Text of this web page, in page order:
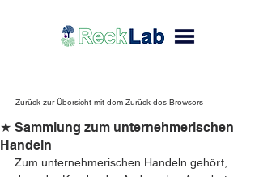
Zurück zur Übersicht mit dem Zurück des Browsers
★ Sammlung zum unternehmerischen
Handeln
Zum unternehmerischen Handeln gehört,